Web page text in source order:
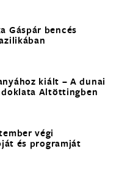
Gáspár bencés
kiált – A dunai
Altöttingben
végi
és programját